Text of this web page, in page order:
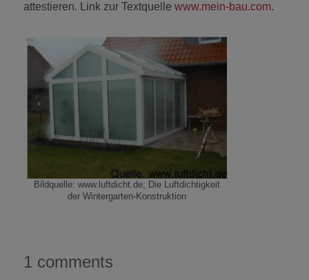
attestieren. Link zur Textquelle www.mein-bau.com.
Bildquelle: www.luftdicht.de; Die Luftdichtigkeit
der Wintergarten-Konstruktion
1 comments